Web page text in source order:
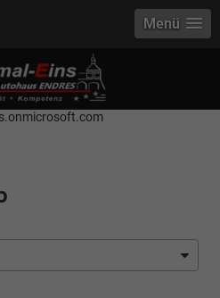
Points to address or value:
Host
to address or value: selector2-aee-
Menü